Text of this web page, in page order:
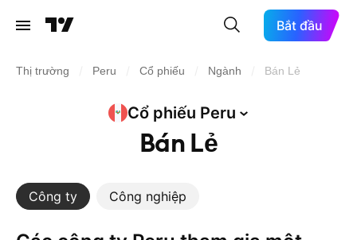
Bắt đầu
Thị trường Peru Cổ phiếu Ngành Bán Lẻ
Cổ phiếu Peru
Bán Lẻ
Công ty Công nghiệp